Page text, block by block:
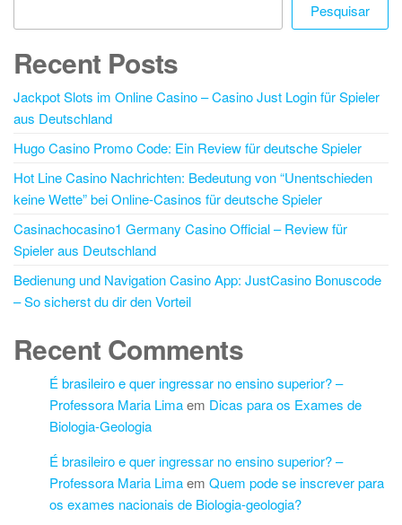
Pesquisar
Recent Posts
Jackpot Slots im Online Casino – Casino Just Login für Spieler
aus Deutschland
Hugo Casino Promo Code: Ein Review für deutsche Spieler
Hot Line Casino Nachrichten: Bedeutung von “Unentschieden
keine Wette” bei Online-Casinos für deutsche Spieler
Casinachocasino1 Germany Casino Official – Review für
Spieler aus Deutschland
Bedienung und Navigation Casino App: JustCasino Bonuscode
– So sicherst du dir den Vorteil
Recent Comments
É brasileiro e quer ingressar no ensino superior? –
Professora Maria Limaem Dicas para os Exames de
Biologia-Geologia
É brasileiro e quer ingressar no ensino superior? –
Professora Maria Limaem Quem pode se inscrever para
os exames nacionais de Biologia-geologia?